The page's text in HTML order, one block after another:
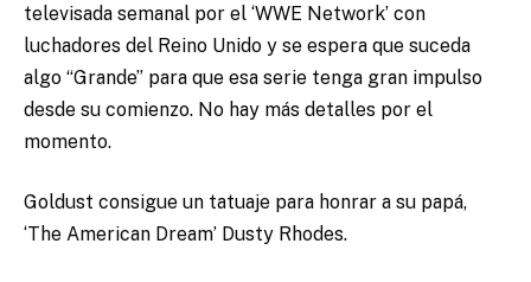
televisada semanal por el ‘WWE Network’ con
luchadores del Reino Unido y se espera que suceda
algo “Grande” para que esa serie tenga gran impulso
desde su comienzo. No hay más detalles por el
momento.
Goldust consigue un tatuaje para honrar a su papá,
‘The American Dream’ Dusty Rhodes.